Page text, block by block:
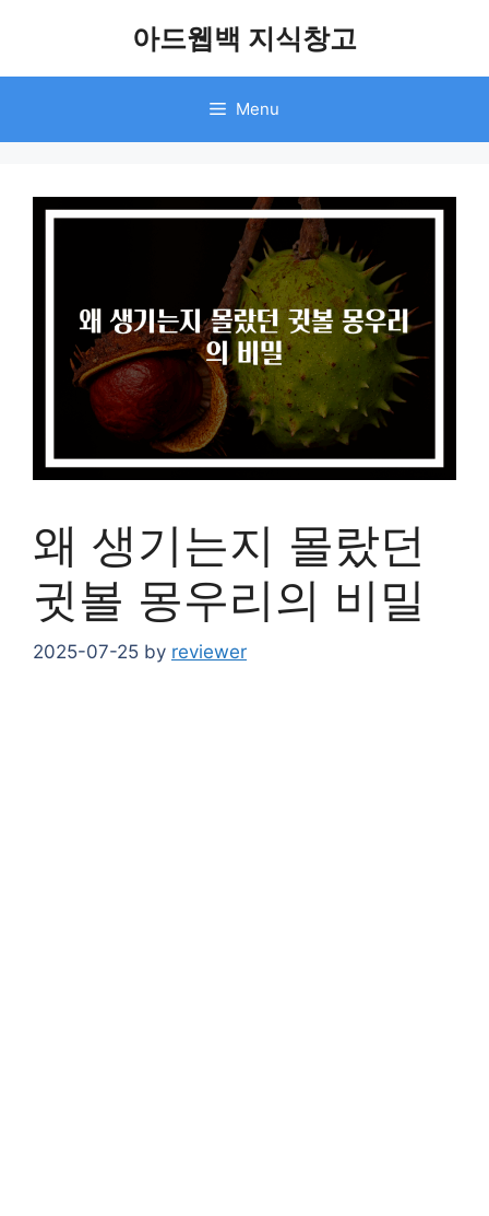
아드웹백 지식창고
Menu
왜 생기는지 몰랐던
귓볼 몽우리의 비밀
2025-07-25 by reviewer